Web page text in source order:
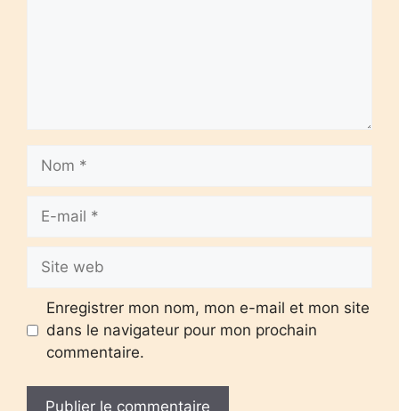
mail
web
Enregistrer mon nom, mon e-mail et mon site
dans le navigateur pour mon prochain
commentaire.